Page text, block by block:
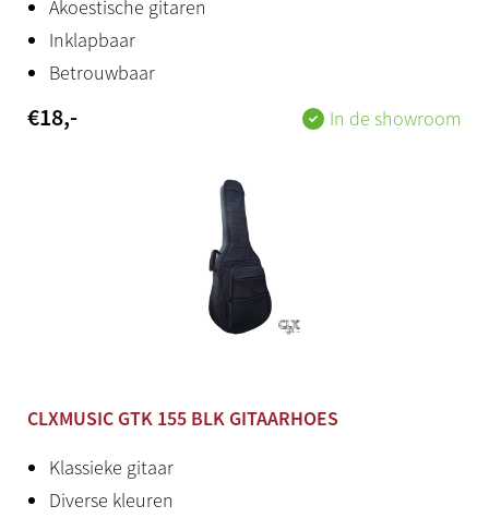
Akoestische gitaren
Inklapbaar
Betrouwbaar
€18,- In de showroom
CLXMUSIC GTK 155 BLK GITAARHOES
Klassieke gitaar
Diverse kleuren